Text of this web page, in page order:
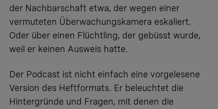
der Nachbarschaft etwa, der wegen einer
vermuteten Überwachungskamera eskaliert.
Oder über einen Flüchtling, der gebüsst wurde,
weil er keinen Ausweis hatte.
Der Podcast ist nicht einfach eine vorgelesene
Version des Heftformats. Er beleuchtet die
Hintergründe und Fragen, mit denen die